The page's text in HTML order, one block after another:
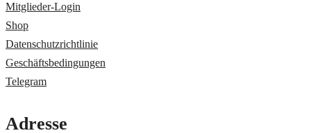
Mitglieder-Login
Shop
Datenschutzrichtlinie
Geschäftsbedingungen
Telegram
Adresse